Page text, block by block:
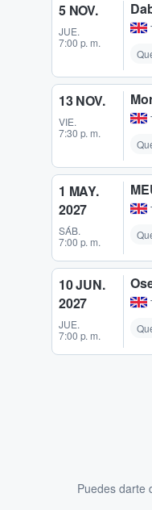
5 NOV.
JUE.
7:00 p. m.
13 NOV.
VIE.
7:30 p. m.
1 MAY.
2027
SÁB.
7:00 p. m.
10 JUN.
2027
JUE.
7:00 p. m.
Puedes darte